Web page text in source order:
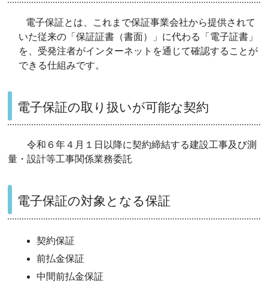
電子保証とは、これまで保証事業会社から提供されて
いた従来の「保証証書（書⾯）」に代わる「電⼦証書」
を、受発注者がインターネットを通じて確認することが
できる仕組みです。
電子保証の取り扱いが可能な契約
令和６年４月１日以降に契約締結する建設工事及び測
量・設計等工事関係業務委託
電子保証の対象となる保証
契約保証
前払金保証
中間前払金保証